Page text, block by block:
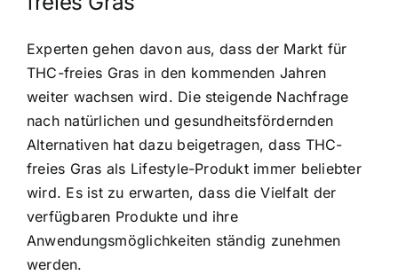
Experten gehen davon aus, dass der Markt für
THC-freies Gras in den kommenden Jahren
weiter wachsen wird. Die steigende Nachfrage
nach natürlichen und gesundheitsfördernden
Alternativen hat dazu beigetragen, dass THC-
freies Gras als Lifestyle-Produkt immer beliebter
wird. Es ist zu erwarten, dass die Vielfalt der
verfügbaren Produkte und ihre
Anwendungsmöglichkeiten ständig zunehmen
werden.